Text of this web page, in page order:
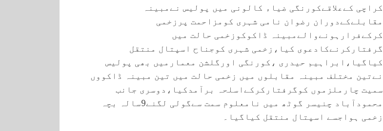
کراچی کےعلاقےکورنگی ضیاء کالونی میں پولیس نےمبینہ
مقابلےکےدوران رضوان نامی شہری کومزاحمت پرزخمی
کرکےفرارہونےوالےمبینہ ڈاکوکوزخمی حالت میں
گرفتارکرنےکادعوی کیا،زخمی شہری کوجناح اسپتال منتقل
کیاگیا،ابراہیم حیدری ،کورنگی اورگلشن معمارمیں بھی پولیس
نےتین مختلف مبینہ مقابلوں میں زخمی حالت میں تین مبینہ ڈاکووں
سمیت چارملزموں کوگرفتارکرکےاسلحہ برآمدکیا،دوسری جانب
محمودآباد چنیسر گوٹھ میں نامعلوم سمت سےگولی لگنے9سالہ بچہ
زخمی ہواجسے اسپتال منتقل کیاگیا۔